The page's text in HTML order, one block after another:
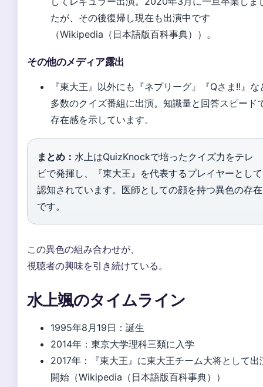
たが、その後復帰し現在も出演中です
（Wikipedia（日本語版百科事典））。
その他のメディア露出
『東大王』以外にも『ネプリーグ』『Qさま!!』な
多数のクイズ番組に出演。知識量と回答スピード
存在感を示しています。
まとめ： 水上はQuizKnockで培ったクイズ力をテレ
ビで発揮し、『東大王』を代表するプレイヤーとして
認知されています。医師としての顔を持つ異色の存在
です。
この異色の組み合わせが、
視聴者の興味を引き続けている。
水上颯のタイムライン
1995年8月19日 ：誕生
2014年 ：東京大学理科三類に入学
2017年 ：『東大王』に東大王チーム大将として出
開始（Wikipedia（日本語版百科事典））